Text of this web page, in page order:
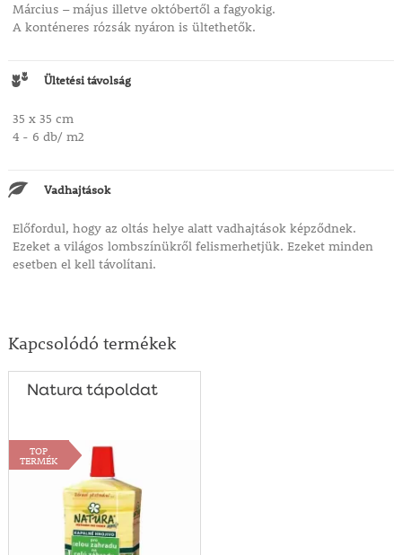
Március – május illetve októbertől a fagyokig.
A konténeres rózsák nyáron is ültethetők.
Ültetési távolság
35 x 35 cm
4 - 6 db/ m2
Vadhajtások
Előfordul, hogy az oltás helye alatt vadhajtások képződnek.
Ezeket a világos lombszínükről felismerhetjük. Ezeket minden
esetben el kell távolítani.
Kapcsolódó termékek
Natura tápoldat
TOP
TERMÉK